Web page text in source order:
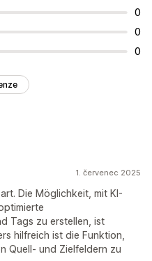
0
0
0
1. červenec 2025
Die Möglichkeit, mit KI-
Tags zu erstellen, ist
hilfreich ist die Funktion,
Quell- und Zielfeldern zu